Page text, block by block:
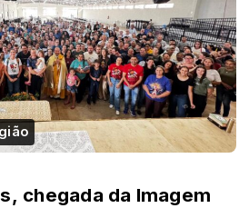
chegada da Imagem